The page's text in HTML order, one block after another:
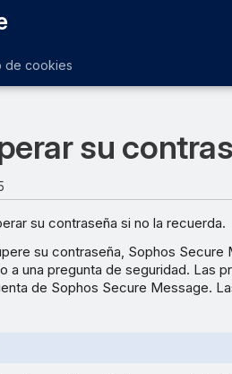
de cookies
su
su contraseña si no la recuerda.
su contraseña, Sophos
a una pregunta de seguridad. Las
de Sophos Secure Message.